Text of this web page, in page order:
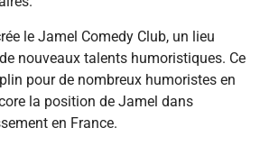
le Jamel Comedy Club, un lieu
nouveaux talents humoristiques. Ce
pour de nombreux humoristes en
la position de Jamel dans
en France.